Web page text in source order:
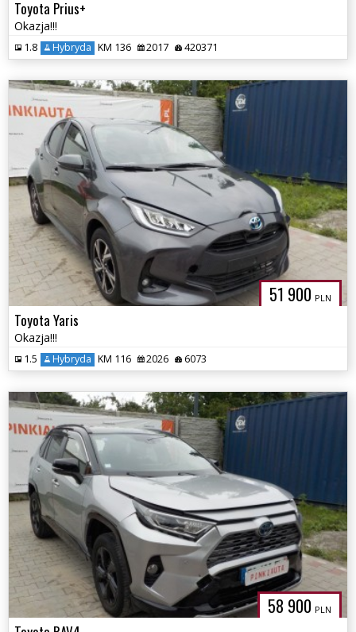
Toyota Prius+
Okazja!!!
1.8 Hybryda KM 136 2017 420371
51 900 PLN
Toyota Yaris
Okazja!!!
1.5 Hybryda KM 116 2026 6073
58 900 PLN